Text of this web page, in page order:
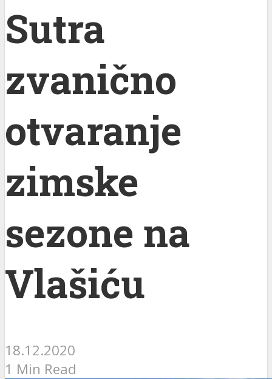
Sutra
zvanično
otvaranje
zimske
sezone na
Vlašiću
18.12.2020
1 Min Read